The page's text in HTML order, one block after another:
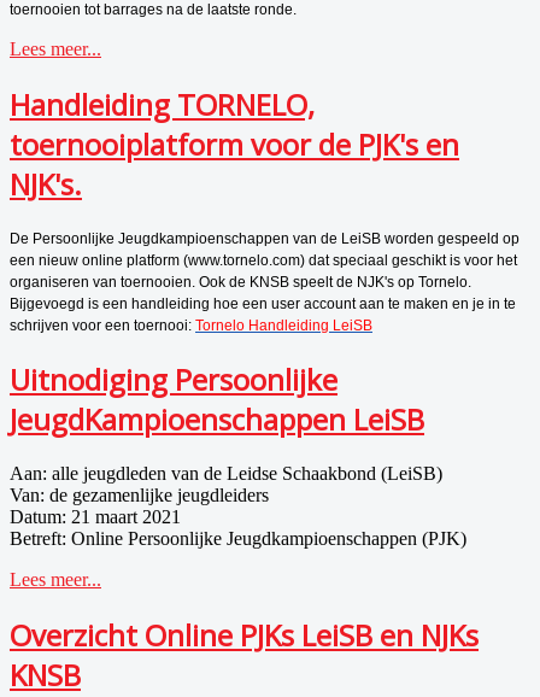
toernooien tot barrages na de laatste ronde.
Lees meer...
Handleiding TORNELO,
toernooiplatform voor de PJK's en
NJK's.
De Persoonlijke Jeugdkampioenschappen van de LeiSB worden gespeeld op
een nieuw online platform (www.tornelo.com) dat speciaal geschikt is voor het
organiseren van toernooien. Ook de KNSB speeltde NJK's op Tornelo.
Bijgevoegd is een handleiding hoe een user account aan te maken en je in te
schrijven voor een toernooi: Tornelo Handleiding LeiSB
Uitnodiging Persoonlijke
JeugdKampioenschappen LeiSB
Aan: alle jeugdleden van de Leidse Schaakbond (LeiSB)
Van: de gezamenlijke jeugdleiders
Datum: 21 maart 2021
Betreft: Online Persoonlijke Jeugdkampioenschappen (PJK)
Lees meer...
Overzicht Online PJKs LeiSB en NJKs
KNSB